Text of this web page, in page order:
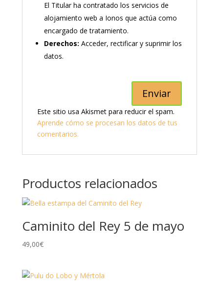
El Titular ha contratado los servicios de
alojamiento web a Ionos que actúa como
encargado de tratamiento.
Derechos: Acceder, rectificar y suprimir los
datos.
Este sitio usa Akismet para reducir el spam.
Aprende cómo se procesan los datos de tus
comentarios.
Productos relacionados
Caminito del Rey 5 de mayo
49,00€